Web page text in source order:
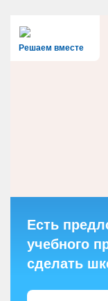
Решаем вместе
Есть
учебного
сделать